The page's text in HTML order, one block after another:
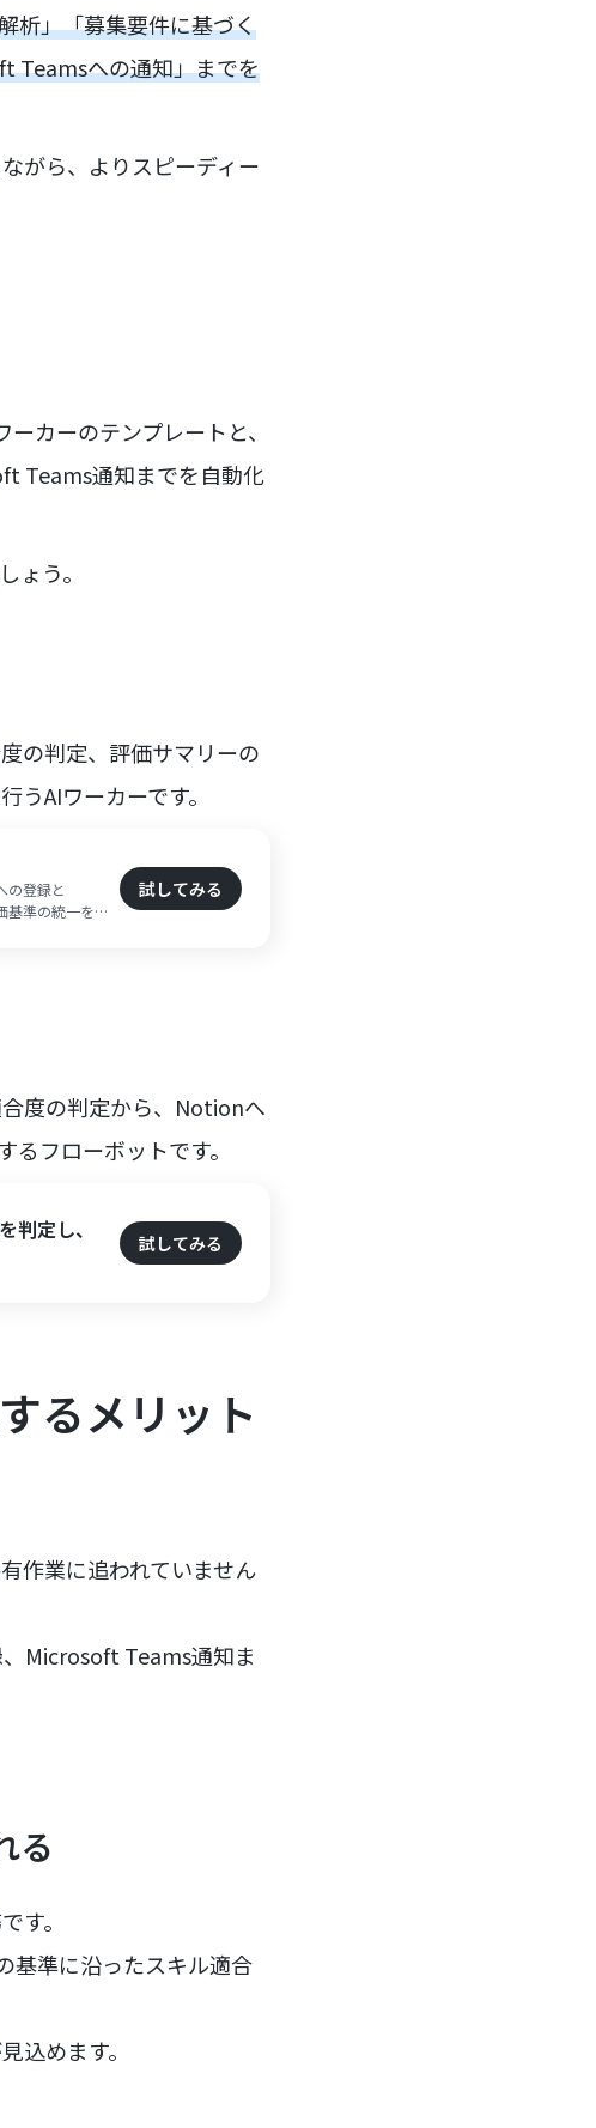
析」「募集要件に基づく
Teamsへの通知」までを
がら、よりスピーディー
カーのテンプレートと、
Teams通知までを自動化
ょう。
の判定、評価サマリーの
AIワーカーです。
の登録と
基準の統一を効
試してみる
度の判定から、Notionへ
フローボットです。
判定し、
試してみる
るメリット
作業に追われていません
Microsoft Teams通知ま
る
す。
基準に沿ったスキル適合
込めます。